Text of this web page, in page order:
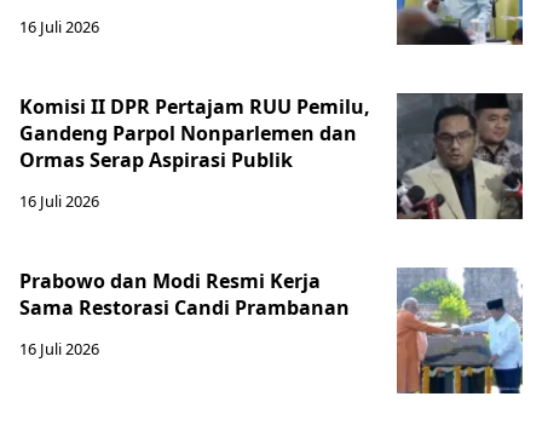
16 Juli 2026
Komisi II DPR Pertajam RUU Pemilu,
Gandeng Parpol Nonparlemen dan
Ormas Serap Aspirasi Publik
16 Juli 2026
Prabowo dan Modi Resmi Kerja
Sama Restorasi Candi Prambanan
16 Juli 2026